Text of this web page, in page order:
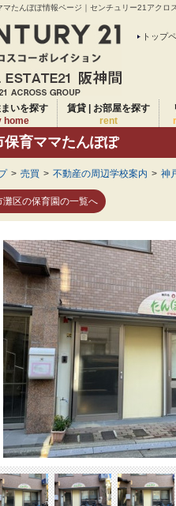
マたんぽぽ情報ページ｜センチュリー21アクロ
トップ
いを探す
home
賃貸 | お部屋を探す
rent
保育ママたんぽぽ
> 売買 > 不動産の周辺学校案内 > 神
灘区の保育園の一覧へ